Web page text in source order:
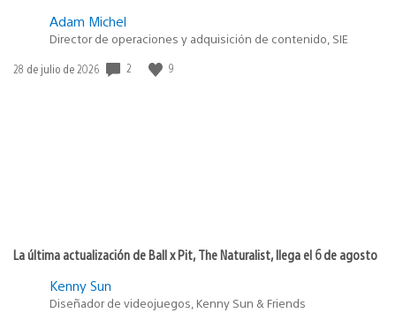
Adam Michel
Director de operaciones y adquisición de contenido, SIE
Fecha
28 de julio de 2026 2 9
La última actualización de Ball x Pit, The Naturalist, llega el 6 de agosto
Kenny Sun
Diseñador de videojuegos, Kenny Sun & Friends